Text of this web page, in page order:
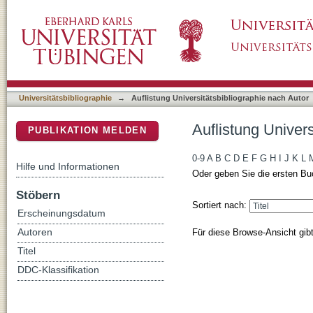
Universitätsbibliographie → Auflistung Universitätsbibliographie nach Autor
Auflistung
0-9 A B C D E F G H J K L
Oder geben Sie die ersten
Sortiert nach:
Für diese Browse-Ansicht
PUBLIKATION MELDEN
Hilfe und Informationen
Stöbern
Erscheinungsdatum
Autoren
Titel
DDC-Klassifikation